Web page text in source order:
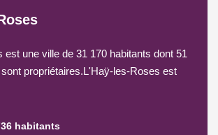
est une ville de 31 170 habitants dont 51
propriétaires.L'Haÿ-les-Roses est
habitants